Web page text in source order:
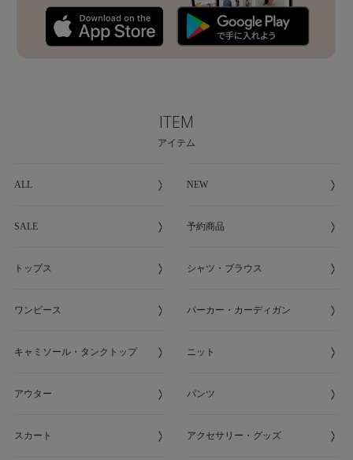
ITEM
アイテム
ALL NEW
SALE 予約商品
トップス シャツ・ブラウス
ワンピース パーカー・カーディガン
キャミソール・タンクトップ ニット
アウター パンツ
スカート アクセサリー・グッズ